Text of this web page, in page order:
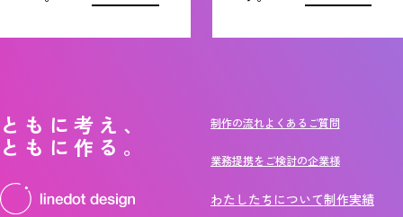
ともに考え、
ともに作る。
制作の流れよくあるご質問
業務提携をご検討の企業様
わたしたちについて制作実績